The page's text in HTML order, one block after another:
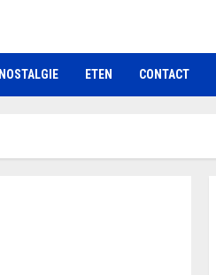
NOSTALGIE ETEN CONTACT